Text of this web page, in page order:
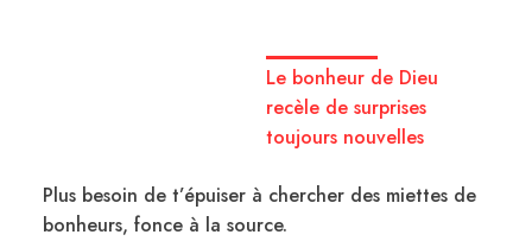
Le bonheur de Dieu
recèle de surprises
toujours nouvelles
Plus besoin de t’épuiser à chercher des miettes de
bonheurs, fonce à la source.